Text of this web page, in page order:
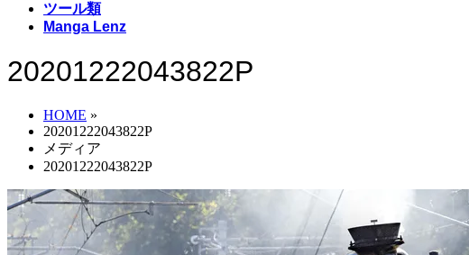
ツール類
Manga Lenz
20201222043822P
HOME »
20201222043822P
メディア
20201222043822P